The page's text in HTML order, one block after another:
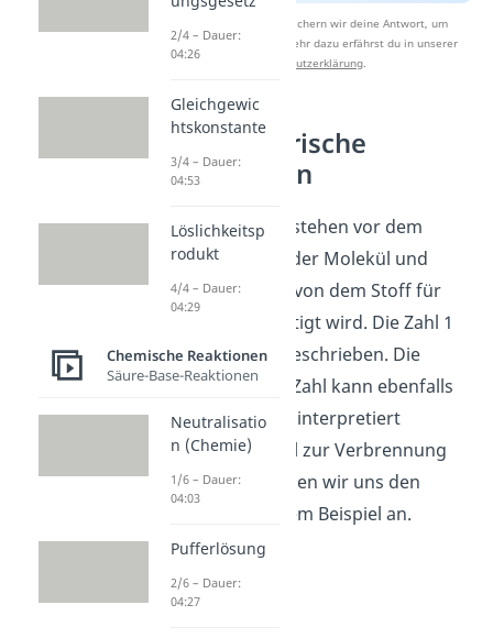
Nach Beantwortung speichern wir deine Antwort, um
Studyflix zu verbessern. Mehr dazu erfährst du in unserer
Datenschutzerklärung.
Stöchiometrische
Koeffizienten
DieKoeffizienten
stehen vor dem
jeweiligen Atom oder Molekül und
geben an, wie viel von dem Stoff für
die Reaktion benötigt wird. Die Zahl 1
wird dabei nicht geschrieben. Die
stöchiometrische Zahl kann ebenfalls
in derEinheit Mol
interpretiert
werden. Im Kapitel zur Verbrennung
vonMethan
schauen wir uns den
Koeffizient an einem Beispiel an.
2/4 – Dauer:
04:26
Gleichgewic
htskonstante
3/4 – Dauer:
04:53
Löslichkeitsp
rodukt
4/4 – Dauer:
04:29
Chemische Reaktionen
Säure-Base-Reaktionen
Neutralisatio
n (Chemie)
1/6 – Dauer:
04:03
Pufferlösung
2/6 – Dauer:
04:27